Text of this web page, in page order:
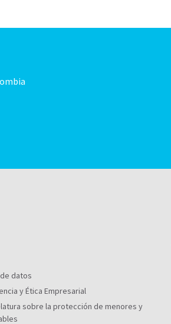
datos
y Ética Empresarial
sobre la protección de menores y